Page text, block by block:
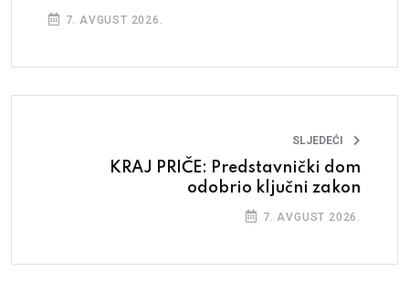
7. AVGUST 2026.
SLJEDEĆI
KRAJ PRIČE: Predstavnički dom
odobrio ključni zakon
7. AVGUST 2026.